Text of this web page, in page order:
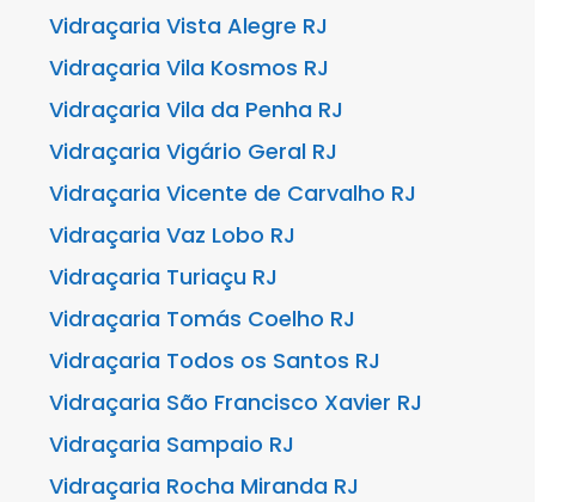
Vidraçaria Vista Alegre RJ
Vidraçaria Vila Kosmos RJ
Vidraçaria Vila da Penha RJ
Vidraçaria Vigário Geral RJ
Vidraçaria Vicente de Carvalho RJ
Vidraçaria Vaz Lobo RJ
Vidraçaria Turiaçu RJ
Vidraçaria Tomás Coelho RJ
Vidraçaria Todos os Santos RJ
Vidraçaria São Francisco Xavier RJ
Vidraçaria Sampaio RJ
Vidraçaria Rocha Miranda RJ